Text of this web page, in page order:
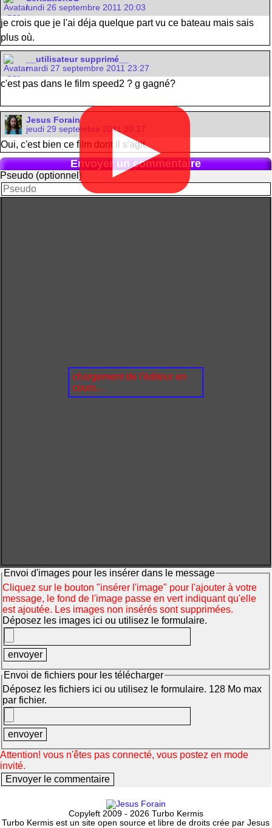
lundi 26 septembre 2011 20:03
je crois que je l'ai déja quelque part vu ce bateau mais sais
plus où.
__utilisateur supprimé__
mardi 27 septembre 2011 23:27
c'est pas dans le film speed2 ? g gagné?
▶
Jesus Forain
jeudi 29 septembre 2011 20:17
Oui, c'est bien ce film dont il s'agit.
Envoyer un commentaire
Pseudo (optionnel)
chargement de l'éditeur en
cours...
Envoi d'images pour les insérer dans le message
Cliquez sur le bouton "insérer l'image" pour l'ajouter à votre
message, le fond de l'image passe en vert indiquant qu'elle
est ajoutée. Les images non insérés sont supprimées.
Déposez les images ici ou utilisez le formulaire.
Envoi de fichiers pour les télécharger
Déposez les fichiers ici ou utilisez le formulaire. 128 Mo max
par fichier.
Attention! vous n'êtes pas connecté, vous postez en mode
invité.
Copyleft 2009 - 2026 Turbo Kermis
Turbo Kermis est un site open source et libre de droits crée par Jesus